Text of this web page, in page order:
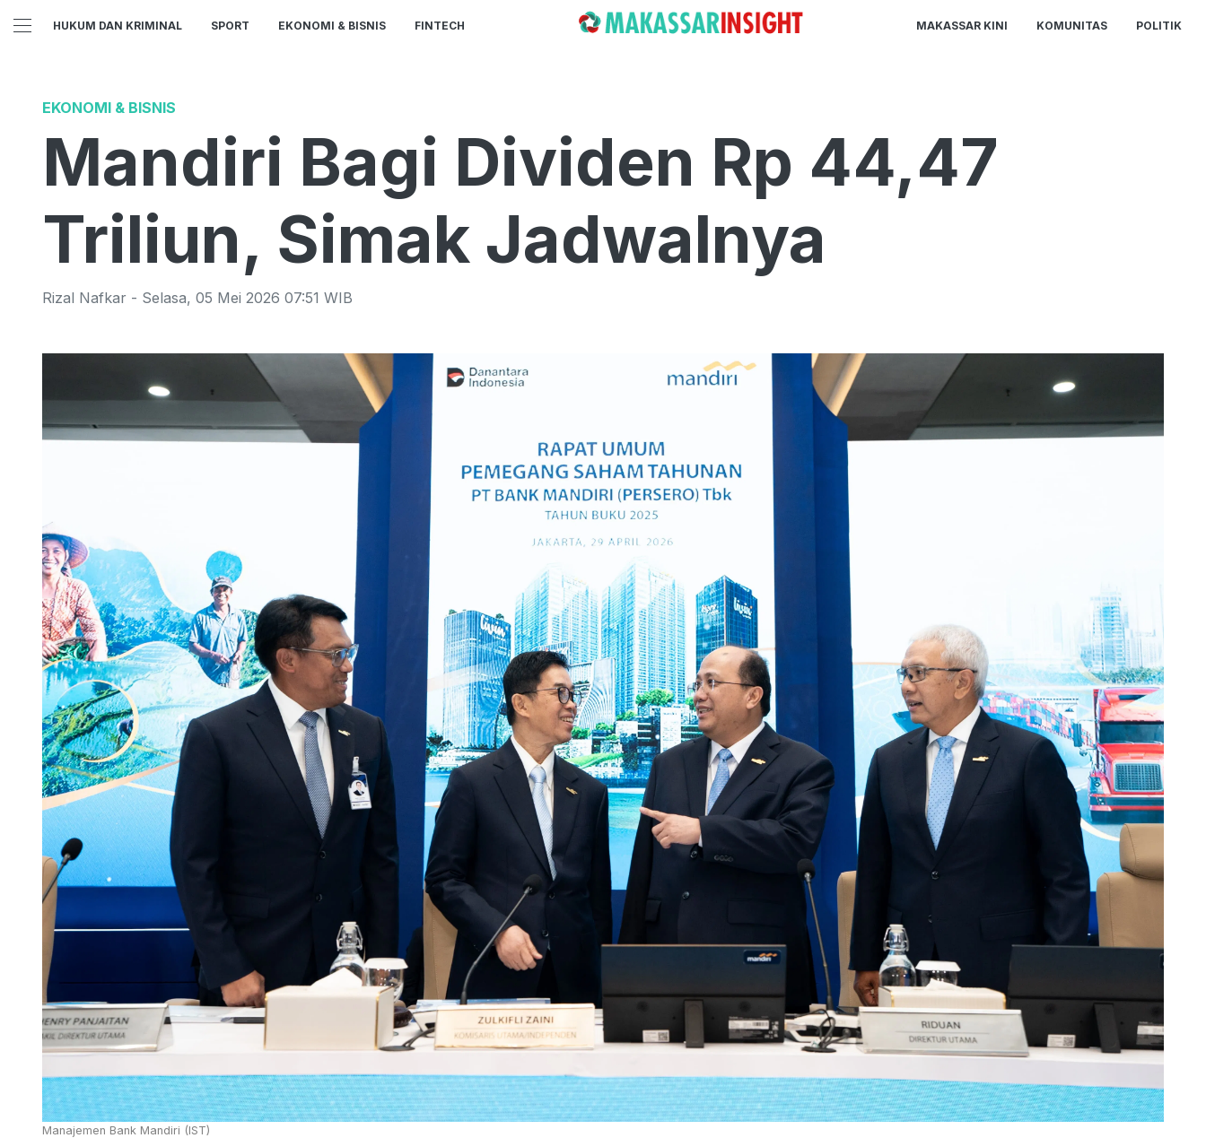
HUKUM DAN KRIMINAL SPORT EKONOMI & BISNIS FINTECH MAKASSAR KINI KOMUNITAS POLITIK
EKONOMI & BISNIS
Mandiri Bagi Dividen Rp 44,47
Triliun, Simak Jadwalnya
Rizal Nafkar - Selasa, 05 Mei 2026 07:51 WIB
Manajemen Bank Mandiri (IST)